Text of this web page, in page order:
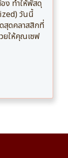
ง ทำให้พัสดุ
วันนี้
สุดคลาสสิกที่
ยให้คุณเซฟ